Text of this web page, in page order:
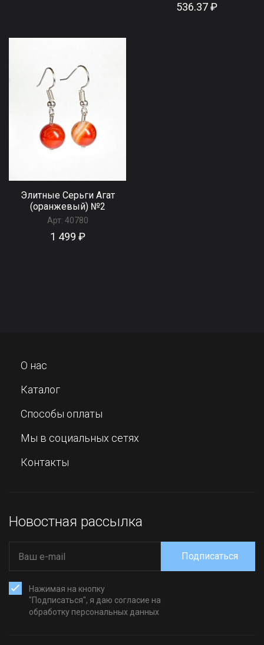
536.37 ₽
Элитные Серьги Агат
(оранжевый) №2
Арт: 40780
1 499 ₽
О нас
Каталог
Способы оплаты
Мы в социальных сетях
Контакты
Новостная рассылка
Нажимая на кнопку
"Подписаться", я даю согласие на
обработку персональных данных
Подписаться